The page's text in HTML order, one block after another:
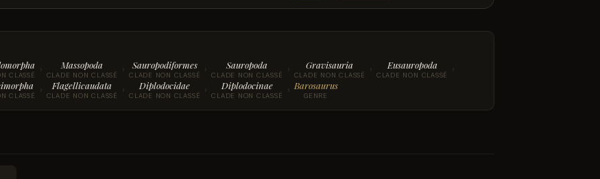
CLASSÉ › Massopoda
CLADE NON CLASSÉ › Sauropodiformes
CLADE NON CLASSÉ › Sauropoda
CLADE NON CLASSÉ › Gravisauria
CLADE NON CLASSÉ › Eusauropoda
CLADE NON CLASSÉ ›
CLASSÉ › Flagellicaudata
CLADE NON CLASSÉ › Diplodocidae
CLADE NON CLASSÉ › Diplodocinae
CLADE NON CLASSÉ › Barosaurus
GENRE